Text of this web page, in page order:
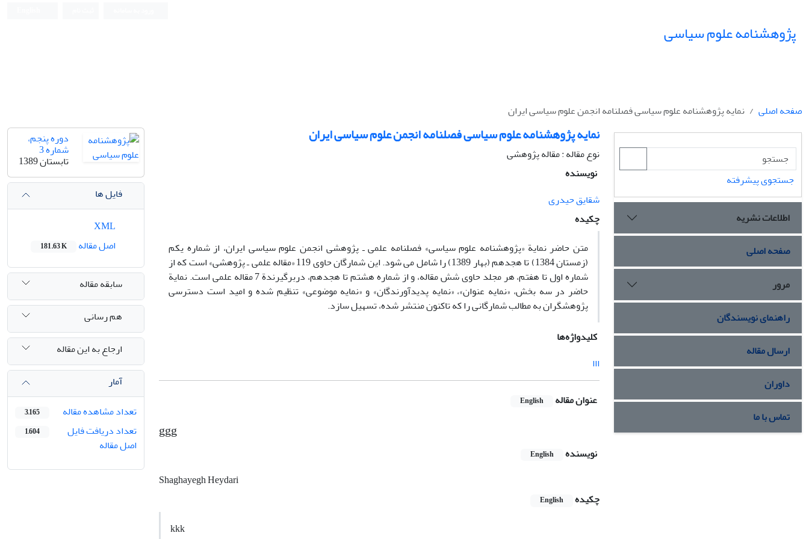
پژوهشنامه علوم سیاسی
صفحه اصلی نمایه پژوهشنامه علوم سیاسی فصلنامه انجمن علوم سیاسی ایران
نمایه پژوهشنامه علوم سیاسی فصلنامه انجمن علوم سیاسی ایران
نوع مقاله : مقاله پژوهشی
نویسنده
شقایق حیدری
چکیده
متن حاضر نمایة «پژوهشنامه علوم سیاسی» فصلنامه علمی ـ پژوهشی انجمن علوم سیاسی ایران، از شماره یکم
(زمستان 1384) تا هجدهم (بهار 1389) را شامل می شود. این شمارگان حاوی 119 «مقاله علمی ـ پژوهشی» است که از
شماره اول تا هفتم، هر مجلد حاوی شش مقاله، و از شماره هشتم تا هجدهم، دربرگیرندة 7 مقاله علمی است. نمایة
حاضر در سه بخش، «نمایه عنوان»، «نمایه پدیدآورندگان» و «نمایه موضوعی» تنظیم شده و امید است دسترسی
پژوهشگران به مطالب شمارگانی را که تاکنون منتشر شده، تسهیل سازد.
کلیدواژه‌ها
ااا
عنوان مقاله English
ggg
نویسنده English
Shaghayegh Heydari
چکیده
English
kkk
دوره پنجم،
شماره 3
تابستان 1389
فایل ها
اصل مقاله
181.63 K
سابقه مقاله
هم رسانی
ارجاع به این مقاله
آمار
تعداد مشاهده مقاله
3,165
تعداد دریافت فایل
اصل مقاله
1,604
جستجوی پیشرفته
اطلاعات نشریه
صفحه اصلی
مرور
راهنمای نویسندگان
ارسال مقاله
داوران
تماس با ما